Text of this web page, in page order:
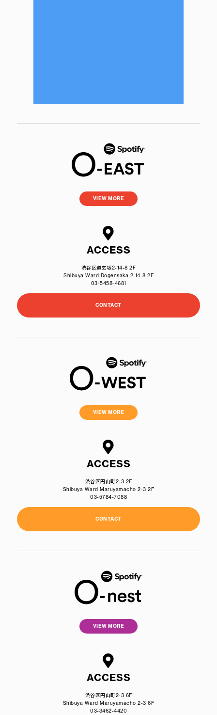
VIEW MORE
ACCESS
渋谷区道玄坂2-14-8 2F
Shibuya Ward Dogensaka 2-14-8 2F
03-5458-4681
CONTACT
VIEW MORE
ACCESS
渋谷区円山町2-3 2F
Shibuya Ward Maruyamacho 2-3 2F
03-5784-7088
CONTACT
VIEW MORE
ACCESS
渋谷区円山町2-3 6F
Shibuya Ward Maruyamacho 2-3 6F
03-3462-4420